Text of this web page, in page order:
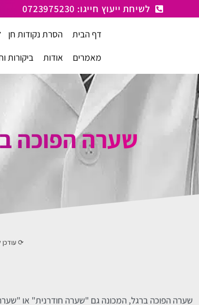
לשיחת ייעוץ חייגו: 0723975230
דף הבית הסרת נקודות חן
מאמרים
אודות ביקורות
שערה הפוכה
⟳ עודכן
שערה הפוכה ברגל, המכונה גם "שערה חודרנית" או